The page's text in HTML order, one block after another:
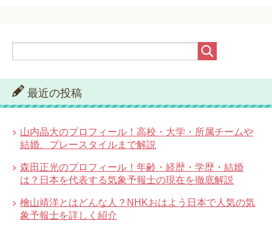
最近の投稿
山内晶大のプロフィール！高校・大学・所属チームや
結婚、プレースタイルまで解説
森田正光のプロフィール！年齢・経歴・学歴・結婚
は？日本を代表する気象予報士の現在を徹底解説
檜山靖洋とはどんな人？NHKおはよう日本で人気の気
象予報士を詳しく紹介